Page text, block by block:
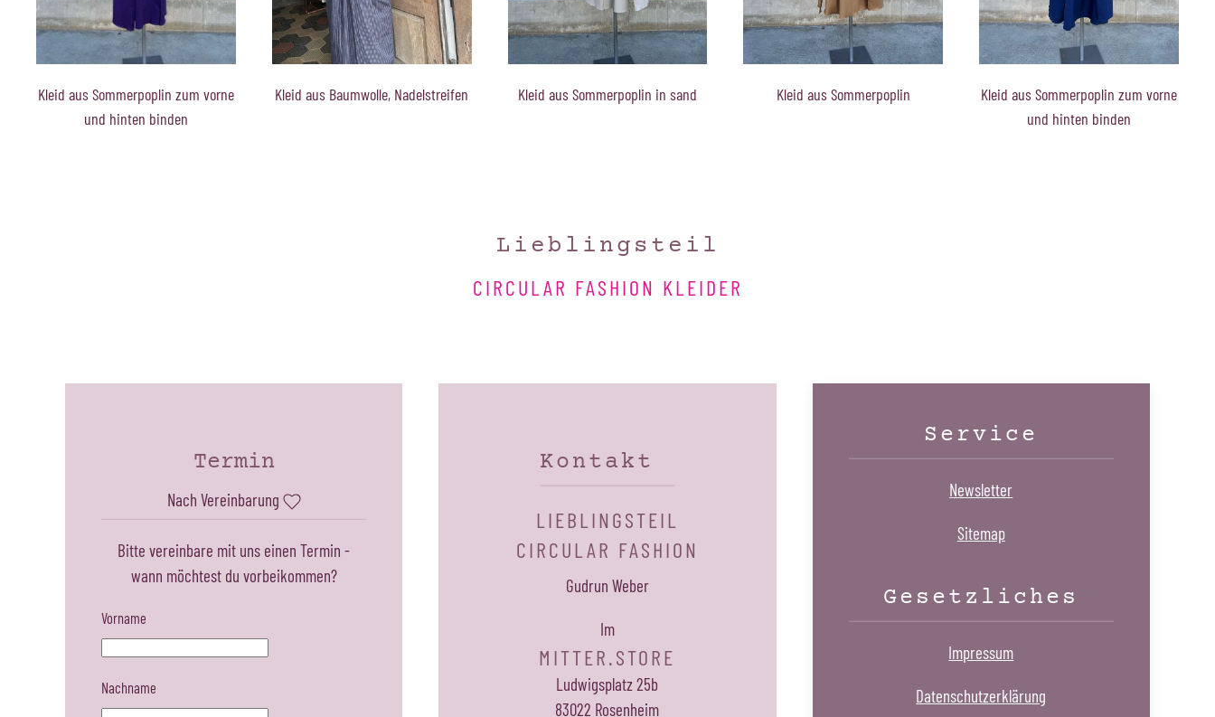
Kleid aus Baumwolle, Nadelstreifen Kleid aus Sommerpoplin in sand Kleid aus Sommerpoplin
Kleid aus Sommerpoplin zum vorne
Kleid aus Sommerpoplin zum vorne
und hinten binden
Lieblingsteil
CIRCULAR FASHION KLEIDER
Termin
Nach Vereinbarung
Bitte vereinbare mit uns einen Termin -
wann möchtest du vorbeikommen?
Vorname
Nachname
Kontakt
LIEBLINGSTEIL
CIRCULAR FASHION
Gudrun Weber
Im
MITTER.STORE
Ludwigsplatz 25b
83022 Rosenheim
Service
Newsletter
Sitemap
Gesetzliches
Impressum
Datenschutzerklärung